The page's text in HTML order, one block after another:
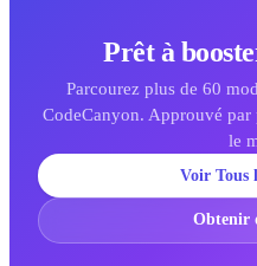
Prêt à
Parcourez plus de 60
CodeCanyon. Approuvé par
le
Voir Tous
Obtenir